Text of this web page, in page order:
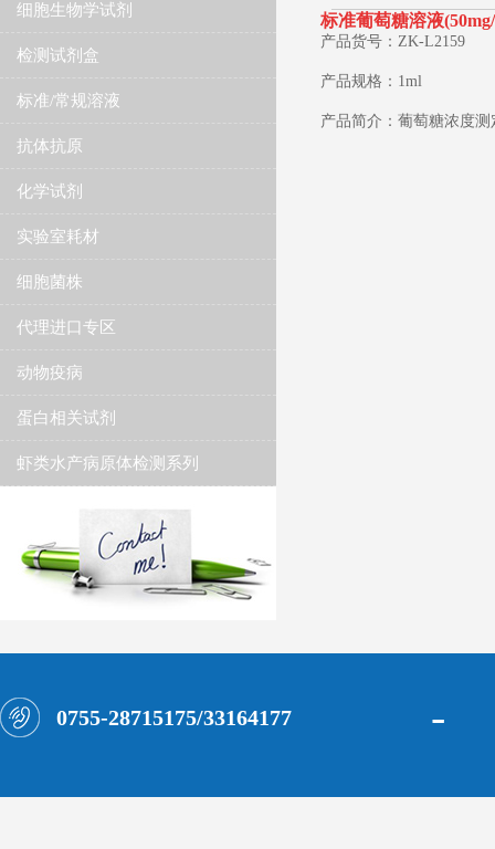
细胞生物学试剂
检测试剂盒
标准/常规溶液
抗体抗原
化学试剂
实验室耗材
细胞菌株
代理进口专区
动物疫病
蛋白相关试剂
虾类水产病原体检测系列
标准葡萄糖溶液
产品货号：ZK-L2159
产品规格：1ml
产品简介：葡萄糖浓度
0755-28715175/33164177 -